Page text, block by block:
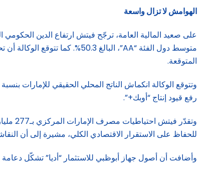
الهوامش لا تزال واسعة
المتوقعة.
رفع قيود إنتاج “أوبك+”.
للحفاظ على الاستقرار الاقتصادي الكلي، مشيرة إلى أن
وأضافت أن أصول جهاز أبوظبي للاستثمار “أديا” تشكّل دعامة